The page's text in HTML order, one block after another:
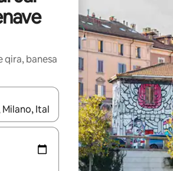
qira, banesa
lëviz me butonat e shigjetave lart e